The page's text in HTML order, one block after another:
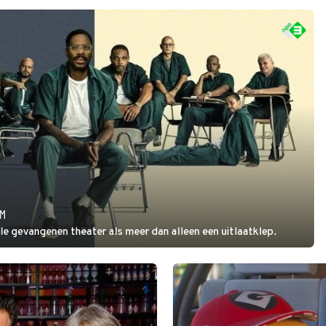
gevangenen theater als meer dan alleen een uitlaatklep.